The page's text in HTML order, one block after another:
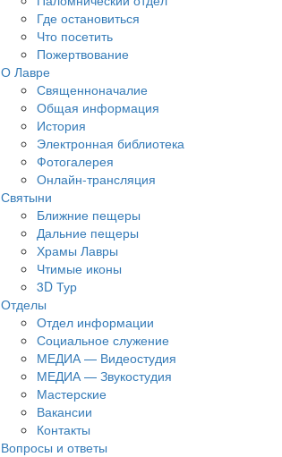
Где остановиться
Что посетить
Пожертвование
О Лавре
Священноначалие
Общая информация
История
Электронная библиотека
Фотогалерея
Онлайн-трансляция
Святыни
Ближние пещеры
Дальние пещеры
Храмы Лавры
Чтимые иконы
3D Тур
Отделы
Отдел информации
Социальное служение
МЕДИА — Видеостудия
МЕДИА — Звукостудия
Мастерские
Вакансии
Контакты
Вопросы и ответы